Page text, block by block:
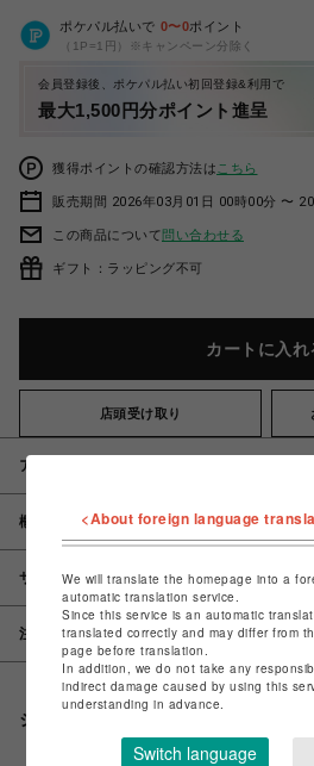
ポケパル払いで 0〜0ポイント
（1P=1円）※キャンペーン分除く
会員登録後、ポケパル払い初回登録&利用で
最大1,500円分ポイント進呈
獲得ポイントの確認方法は こちら
販売期間 2026年03月01日 00時00分 〜
この商品について問い合わせる
ギフト：ラッピング不可
カートに入れ
店頭受け取り
アイテム説明 / 素材
概要
サイズ
注意事項
シェアする
<About foreign language
We will translate the homepage into a
automatic translation service.
Since this service is an automatic
translated correctly and may differ from
page before translation.
In addition, we do not take any
indirect damage caused by using this
understanding in advance.
Switch language